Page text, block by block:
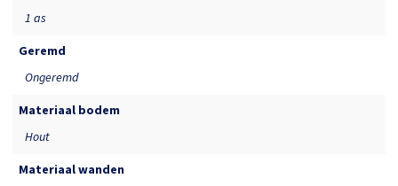
1 as
Geremd
Ongeremd
Materiaal bodem
Hout
Materiaal wanden